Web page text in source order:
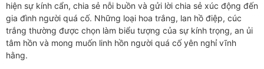
hiện sự kính cẩn, chia sẻ nỗi buồn và gửi lời chia sẻ xúc động đến
gia đình người quá cố. Những loại hoa trắng, lan hồ điệp, cúc
trắng thường được chọn làm biểu tượng của sự kính trọng, an ủi
tâm hồn và mong muốn linh hồn người quá cố yên nghỉ vĩnh
hằng.